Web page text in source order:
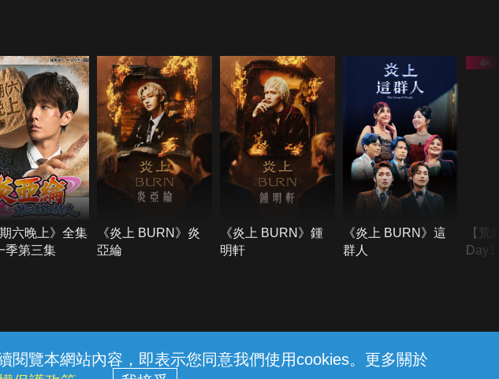
覽本網站內容，即表示您同意我們使用cookies。更多關於
期六晚上》全集
季第三集
《炎上 BURN》炎
亞綸
《炎上 BURN》鍾
明軒
《炎上 BURN》這
群人
【荒
隱私權保護